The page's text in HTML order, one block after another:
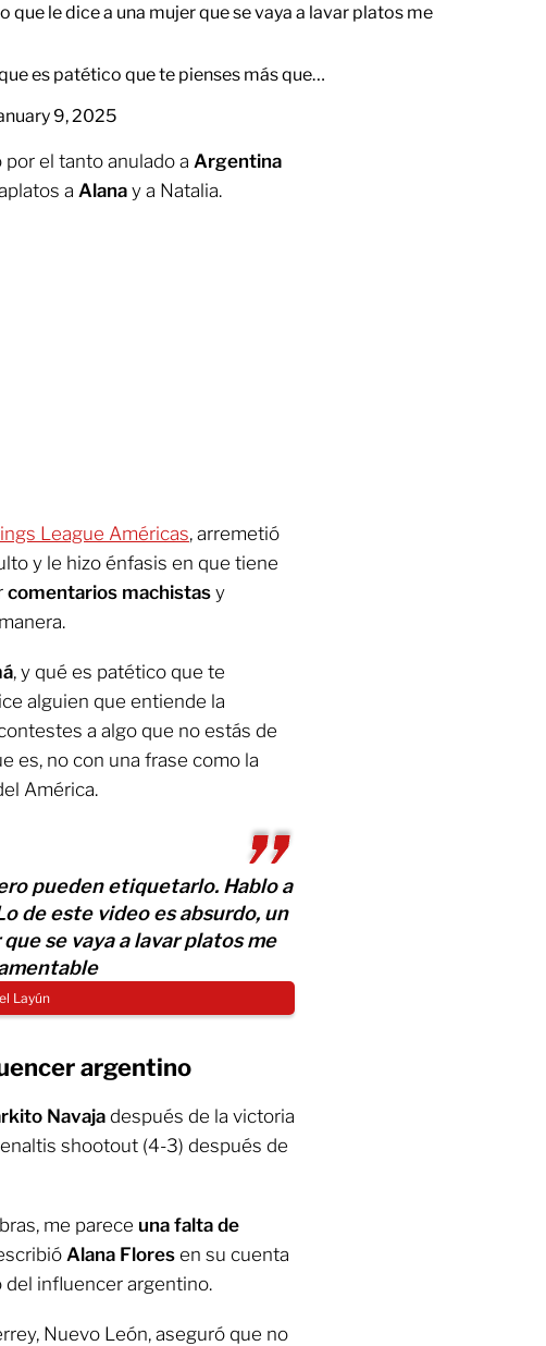
que le dice a una mujer que se vaya a lavar platos me
es patético que te pienses más que…
9, 2025
el tanto anulado a Argentina
a Alana y a Natalia.
League Américas, arremetió
y le hizo énfasis en que tiene
comentarios machistas y
, y qué es patético que te
alguien que entiende la
a algo que no estás de
es, no con una frase como la
América.
pueden etiquetarlo. Hablo a
de este video es absurdo, un
se vaya a lavar platos me
Layún
argentino
Navaja después de la victoria
shootout (4-3) después de
me parece una falta de
Alana Flores en su cuenta
del influencer argentino.
Nuevo León, aseguró que no